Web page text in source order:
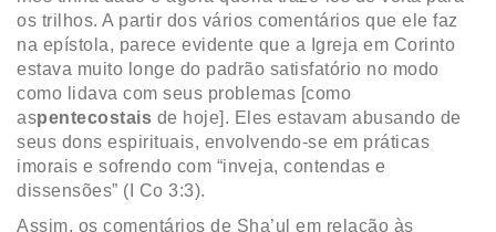
os trilhos. A partir dos vários comentários que ele faz
na epístola, parece evidente que a Igreja em Corinto
estava muito longe do padrão satisfatório no modo
como lidava com seus problemas [como
aspentecostais de hoje]. Eles estavam abusando de
seus dons espirituais, envolvendo-se em práticas
imorais e sofrendo com “inveja, contendas e
dissensões” (I Co 3:3).
Assim, os comentários de Sha’ul em relação às